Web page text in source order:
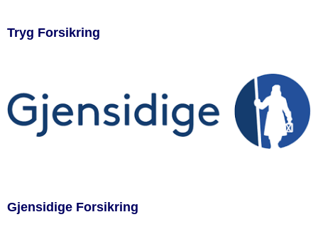
Tryg Forsikring
Gjensidige Forsikring